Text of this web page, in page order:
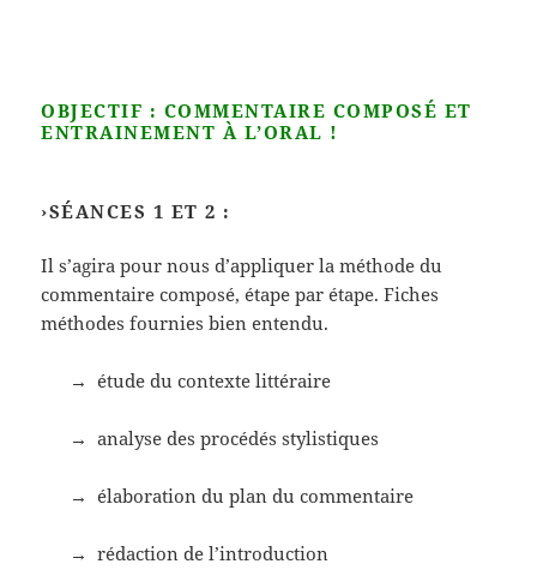
OBJECTIF : COMMENTAIRE COMPOSÉ ET
ENTRAINEMENT À L’ORAL !
›SÉANCES 1 ET 2 :
Il s’agira pour nous d’appliquer la méthode du
commentaire composé, étape par étape. Fiches
méthodes fournies bien entendu.
→ étude du contexte littéraire
→ analyse des procédés stylistiques
→ élaboration du plan du commentaire
→ rédaction de l’introduction